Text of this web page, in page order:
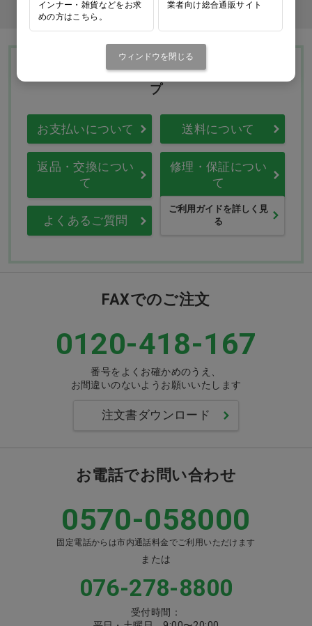
Ciモール ウェブ通販のご利用ガイド・ヘル
プ
お支払いについて 送料について
返品・交換につい
て
修理・保証につい
て
よくあるご質問
ご利用ガイドを詳しく見
る
FAXでのご注文
0120-418-167
番号をよくお確かめのうえ、
お間違いのないようお願いいたします
注文書ダウンロード
お電話でお問い合わせ
0570-058000
固定電話からは市内通話料金でご利用いただけます
または
076-278-8800
受付時間：
インナー・雑貨などをお求
めの方はこちら。
業者向け総合通販サイト
ウィンドウを閉じる